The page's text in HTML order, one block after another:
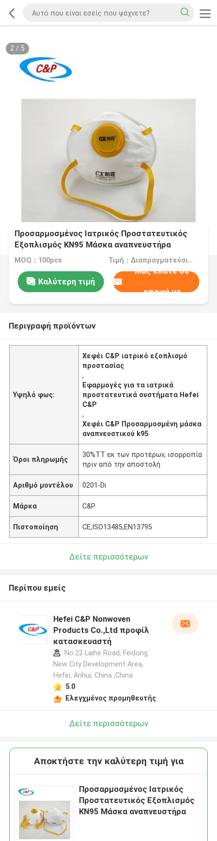
2/ 5
Προσαρμοσμένος Ιατρικός Προστατευτικός
Εξοπλισμός KN95 Μάσκα αναπνευστήρα
MOQ：100pcs Τιμή：Διαπραγματεύσιμα
Καλύτερη τιμή
Μας ελάτε σε
επαφή με
Περιγραφή προϊόντων
Υψηλό φως:
Χεφέι C&P ιατρικό εξοπλισμό
προστασίας
,
Εφαρμογές για τα ιατρικά
προστατευτικά συστήματα Hefei
C&P
,
Χεφέι C&P Προσαρμοσμένη μάσκα
αναπνευστικού k95
Όροι πληρωμής
30%TT εκ των προτέρων, ισορροπία
πριν από την αποστολή
Αριθμό μοντέλου 0201-Di
Μάρκα C&P
Πιστοποίηση CE,ISO13485,EN13795
Δείτε περισσότερων
Περίπου εμείς
Hefei C&P Nonwoven
Products Co.,Ltd προφίλ
κατασκευαστή
No.22 Laihe Road, Feidong
New City Development Area,
Hefei, Anhui, China ,China
5.0
Ελεγχμένος προμηθευτής
Δείτε περισσότερων
Αποκτήστε την καλύτερη τιμή για
Προσαρμοσμένος Ιατρικός
Προστατευτικός Εξοπλισμός
KN95 Μάσκα αναπνευστήρα